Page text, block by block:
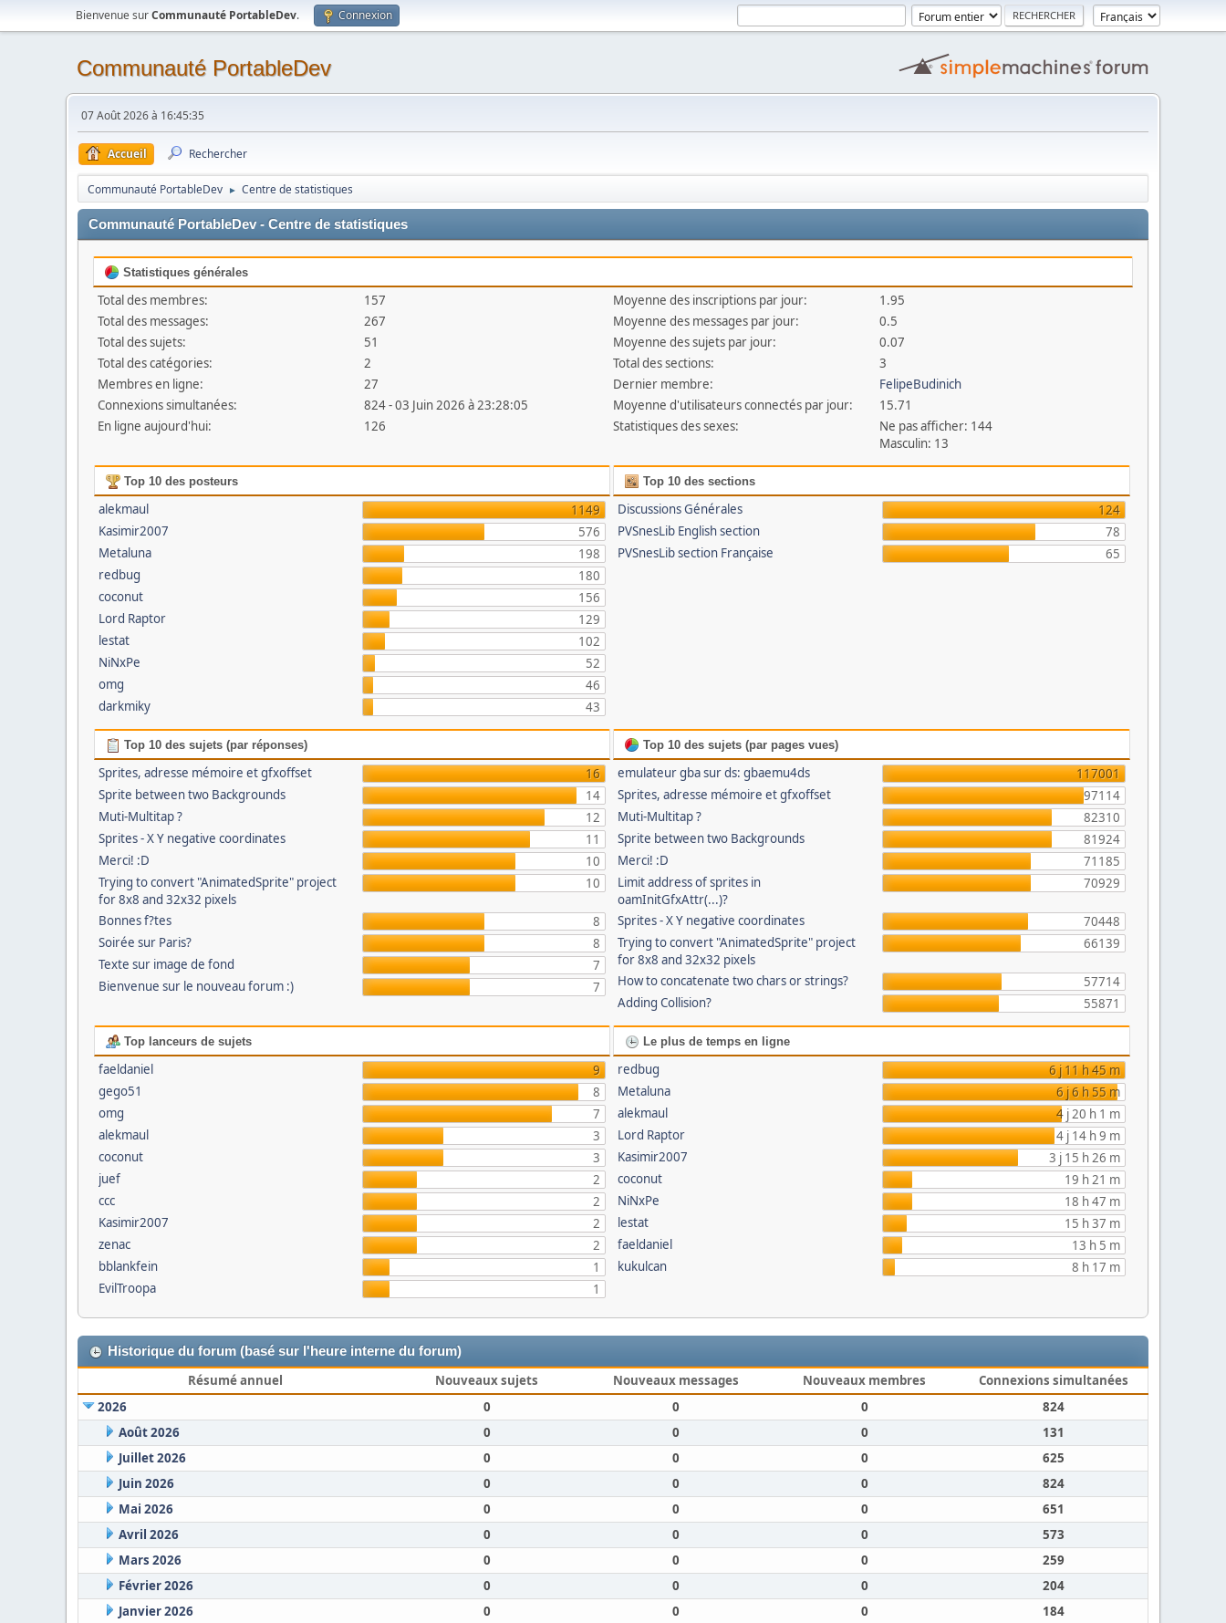
Bienvenue surCommunauté PortableDev. Connexion
Communauté PortableDev
07 Août 2026 à 16:45:35
Accueil Rechercher
Communauté PortableDev ► Centre de statistiques
Communauté PortableDev - Centre de statistiques
Statistiques générales
Total des membres:
157
Total des messages:
267
Total des sujets:
51
Total des catégories:
2
Membres en ligne:
27
Connexions simultanées:
824 - 03 Juin 2026 à 23:28:05
En ligne aujourd'hui:
126
Moyenne des inscriptions par jour:
1.95
Moyenne des messages par jour:
0.5
Moyenne des sujets par jour:
0.07
Total des sections:
3
Dernier membre:
FelipeBudinich
Moyenne d'utilisateurs connectés par jour:
15.71
Statistiques des sexes:
Ne pas afficher: 144
Masculin: 13
Top 10 des posteurs
alekmaul
1149
Kasimir2007
576
Metaluna
198
redbug
180
coconut
156
Lord Raptor
129
lestat
102
NiNxPe
52
omg
46
darkmiky
43
Top 10 des sections
Discussions Générales
124
PVSnesLib English section
78
PVSnesLib section Française
65
Top 10 des sujets (par réponses)
Sprites, adresse mémoire et gfxoffset
16
Sprite between two Backgrounds
14
Muti-Multitap ?
12
Sprites - X Y negative coordinates
11
Merci! :D
10
Trying to convert "AnimatedSprite" project
for 8x8 and 32x32 pixels
10
Bonnes f?tes
8
Soirée sur Paris?
8
Texte sur image de fond
7
Bienvenue sur le nouveau forum :)
7
Top 10 des sujets (par pages vues)
emulateur gba sur ds: gbaemu4ds
117001
Sprites, adresse mémoire et gfxoffset
97114
Muti-Multitap ?
82310
Sprite between two Backgrounds
81924
Merci! :D
71185
Limit address of sprites in
oamInitGfxAttr(...)?
70929
Sprites - X Y negative coordinates
70448
Trying to convert "AnimatedSprite" project
for 8x8 and 32x32 pixels
66139
How to concatenate two chars or strings?
57714
Adding Collision?
55871
Top lanceurs de sujets
faeldaniel
9
gego51
8
omg
7
alekmaul
3
coconut
3
juef
2
ccc
2
Kasimir2007
2
zenac
2
bblankfein
1
EvilTroopa
1
Le plus de temps en ligne
redbug
6 j 11 h 45 m
Metaluna
6 j 6 h 55 m
alekmaul
4 j 20 h 1 m
Lord Raptor
4 j 14 h 9 m
Kasimir2007
3 j 15 h 26 m
coconut
19 h 21 m
NiNxPe
18 h 47 m
lestat
15 h 37 m
faeldaniel
13 h 5 m
kukulcan
8 h 17 m
Historique du forum (basé sur l'heure interne du forum)
Résumé annuel Nouveaux sujets Nouveaux messages Nouveaux membres
Connexions simultanées
2026
0 0 0
824
Août 2026
0 0 0
131
Juillet 2026
0 0 0
625
Juin 2026
0 0 0
824
Mai 2026
0 0 0
651
Avril 2026
0 0 0
573
Mars 2026
0 0 0
259
Février 2026
0 0 0
204
Janvier 2026
0 0 0
184